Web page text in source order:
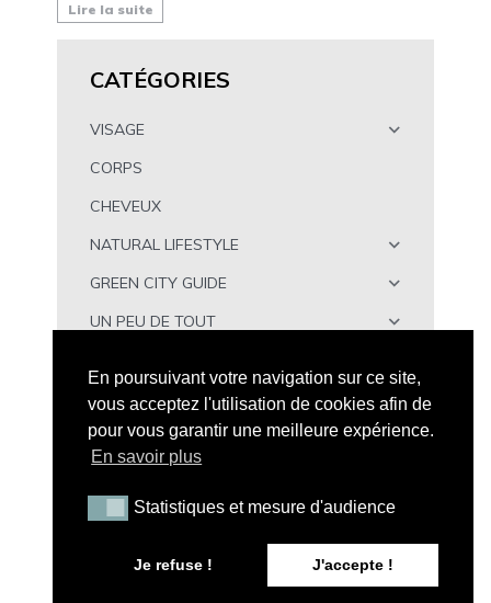
Lire la suite
CATÉGORIES
VISAGE
CORPS
CHEVEUX
NATURAL LIFESTYLE
GREEN CITY GUIDE
UN PEU DE TOUT
CGV|A propos de Peau Neuve |Politique de
En poursuivant votre navigation sur ce site,
vous acceptez l'utilisation de cookies afin de
pour vous garantir une meilleure expérience.
En savoir plus
Statistiques et mesure d'audience
Statistiques et mesure d'audience
Je refuse ! J'accepte !